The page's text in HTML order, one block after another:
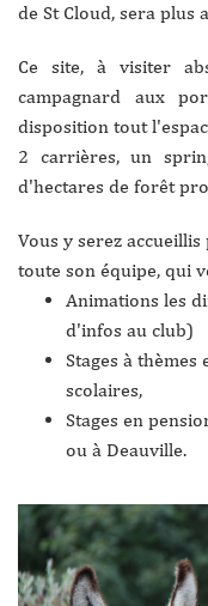
de St Cloud, sera plus
Ce site, à visiter
campagnard aux
disposition tout
2 carrières, un
d'hectares de forêt
Vous y serez
toute son équipe, qui
Animations les
d'infos au club)
Stages à thèmes
scolaires,
Stages en
ou à Deauville.